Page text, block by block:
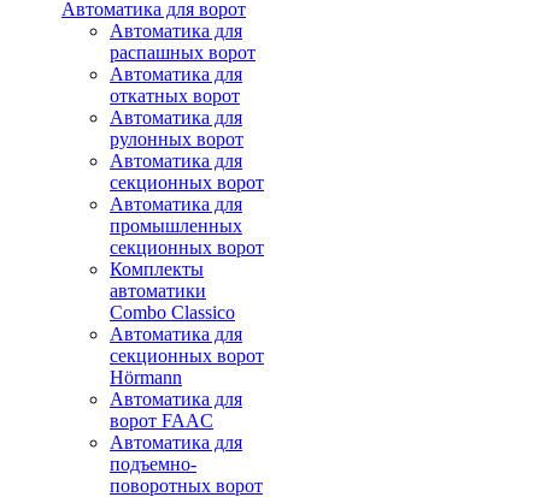
Автоматика для ворот
Автоматика для
распашных ворот
Автоматика для
откатных ворот
Автоматика для
рулонных ворот
Автоматика для
секционных ворот
Автоматика для
промышленных
секционных ворот
Комплекты
автоматики
Combo Classico
Автоматика для
секционных ворот
Hörmann
Автоматика для
ворот FAAC
Автоматика для
подъемно-
поворотных ворот